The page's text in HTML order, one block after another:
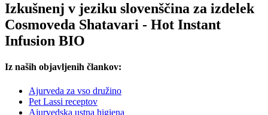
Izkušnenj v jeziku slovenščina za izdelek
Cosmoveda Shatavari - Hot Instant
Infusion BIO
Iz naših objavljenih člankov:
Ajurveda za vso družino
Pet Lassi receptov
Ajurvedska ustna higiena